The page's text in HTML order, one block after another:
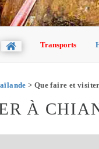
Transports
> Que faire et
À